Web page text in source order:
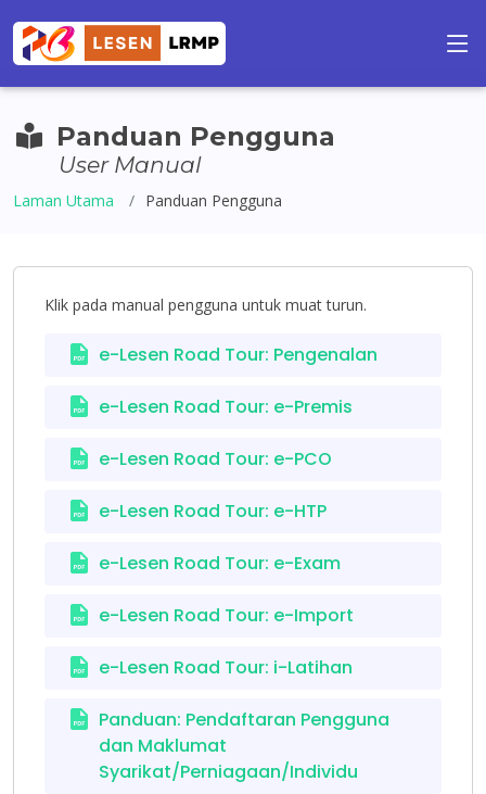
Panduan Pengguna
User Manual
Laman Utama Panduan Pengguna
Klik pada manual pengguna untuk muat turun.
e-Lesen Road Tour: Pengenalan
e-Lesen Road Tour: e-Premis
e-Lesen Road Tour: e-PCO
e-Lesen Road Tour: e-HTP
e-Lesen Road Tour: e-Exam
e-Lesen Road Tour: e-Import
e-Lesen Road Tour: i-Latihan
Panduan: Pendaftaran Pengguna
dan Maklumat
Syarikat/Perniagaan/Individu